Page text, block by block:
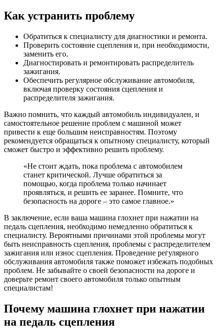
Как устранить проблему
Обратиться к специалисту для диагностики и ремонта.
Проверить состояние сцепления и, при необходимости,
заменить его.
Диагностировать и ремонтировать распределитель
зажигания.
Обеспечить регулярное обслуживание автомобиля,
включая проверку состояния сцепления и
распределителя зажигания.
Важно помнить, что каждый автомобиль индивидуален, и
самостоятельное решение проблем с машиной может
привести к еще большим неисправностям. Поэтому
рекомендуется обращаться к опытному специалисту, который
сможет быстро и эффективно решить проблему.
«Не стоит ждать, пока проблема с автомобилем
станет критической. Лучше обратиться за
помощью, когда проблема только начинает
проявляться, и решить ее заранее. Помните, что
безопасность на дороге – это самое главное.»
В заключение, если ваша машина глохнет при нажатии на
педаль сцепления, необходимо немедленно обратиться к
специалисту. Вероятными причинами этой проблемы могут
быть неисправность сцепления, проблемы с распределителем
зажигания или износ сцепления. Проведение регулярного
обслуживания автомобиля также поможет избежать подобных
проблем. Не забывайте о своей безопасности на дороге и
доверьте ремонт своего автомобиля только опытным
специалистам!
Почему машина глохнет при нажатии
на педаль сцепления